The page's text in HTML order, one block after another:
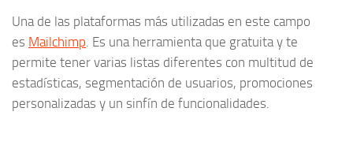
Una de las plataformas más utilizadas en este campo
es Mailchimp. Es una herramienta que gratuita y te
permite tener varias listas diferentes con multitud de
estadísticas, segmentación de usuarios, promociones
personalizadas y un sinfín de funcionalidades.